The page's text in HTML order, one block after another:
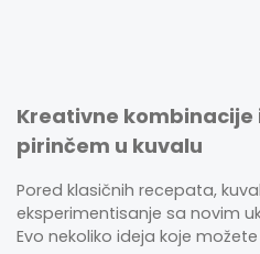
Kreativne kombinacije
pirinčem u kuvalu
Pored klasičnih recepata,
eksperimentisanje sa novim
Evo nekoliko ideja koje